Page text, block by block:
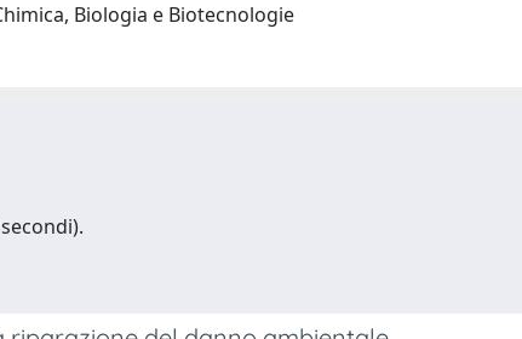
Biologia e Biotecnologie